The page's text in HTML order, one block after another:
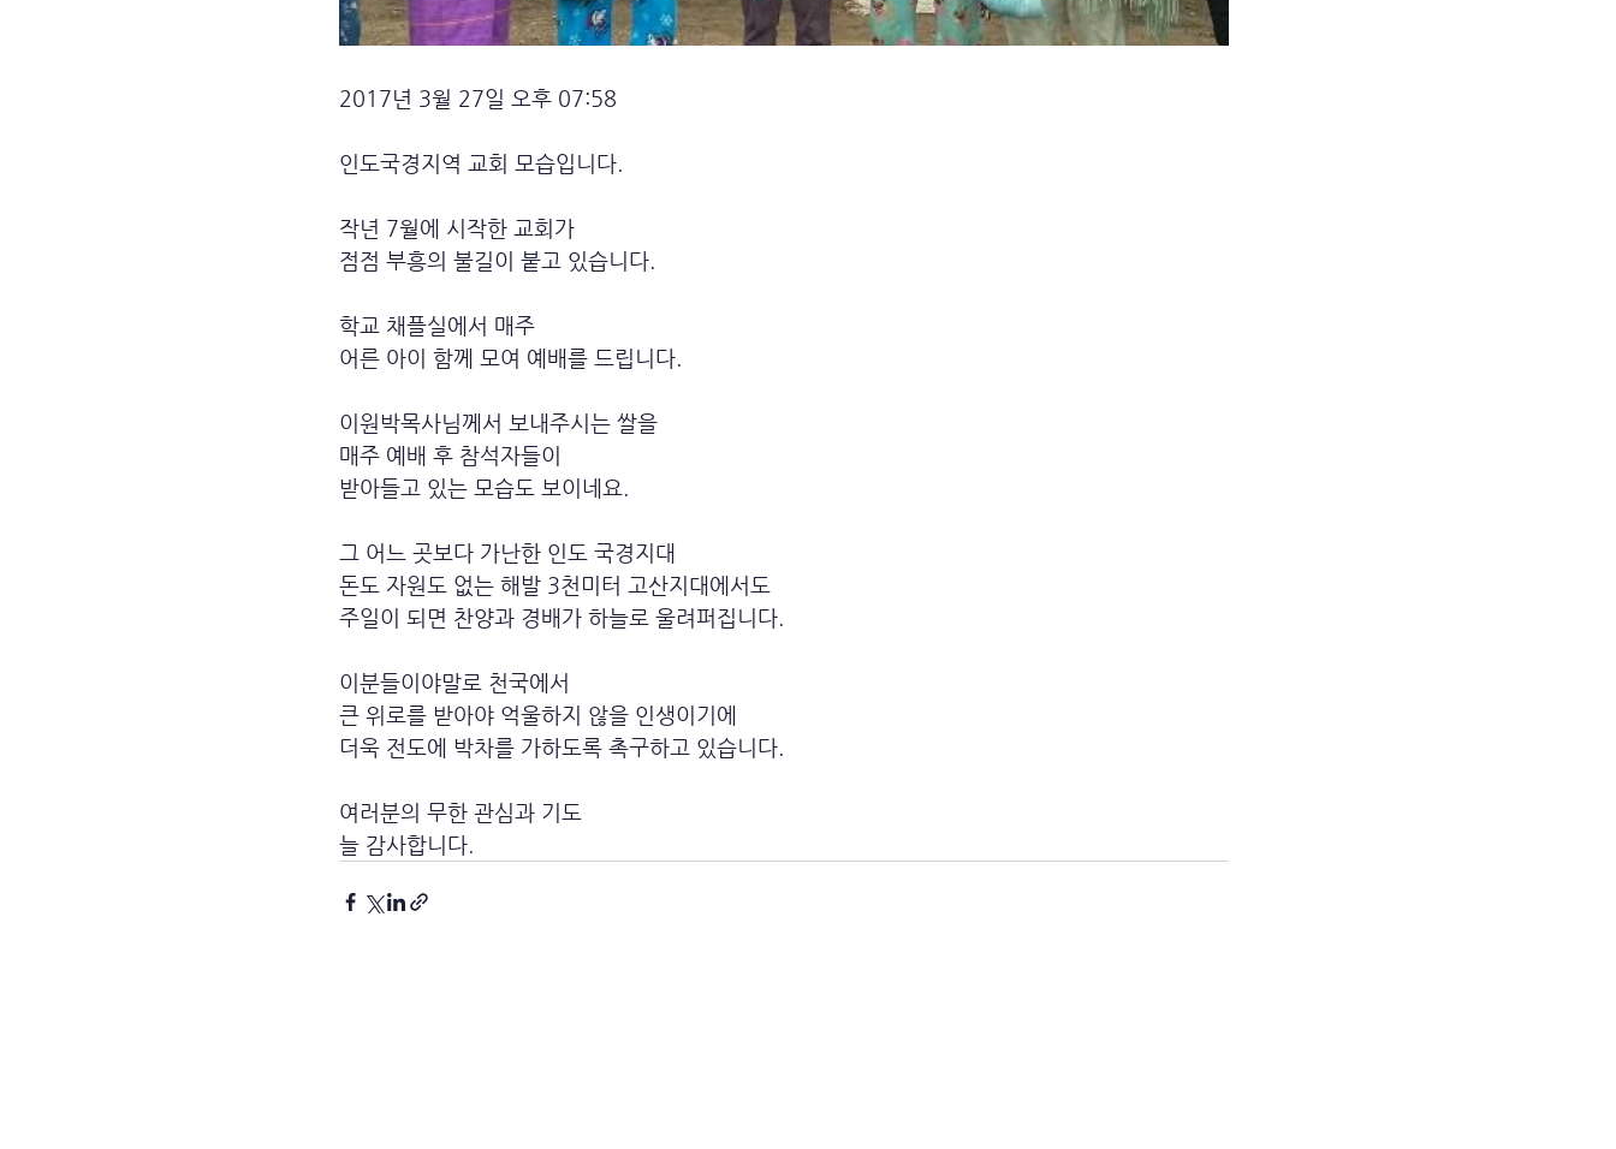
2017년 3월 27일 오후 07:58
인도국경지역 교회 모습입니다.
작년 7월에 시작한 교회가
점점 부흥의 불길이 붙고 있습니다.
학교 채플실에서 매주
어른 아이 함께 모여 예배를 드립니다.
이원박목사님께서 보내주시는 쌀을
매주 예배 후 참석자들이
받아들고 있는 모습도 보이네요.
그 어느 곳보다 가난한 인도 국경지대
돈도 자원도 없는 해발 3천미터 고산지대에서도
주일이 되면 찬양과 경배가 하늘로 울려퍼집니다.
이분들이야말로 천국에서
큰 위로를 받아야 억울하지 않을 인생이기에
더욱 전도에 박차를 가하도록 촉구하고 있습니다.
여러분의 무한 관심과 기도
늘 감사합니다.